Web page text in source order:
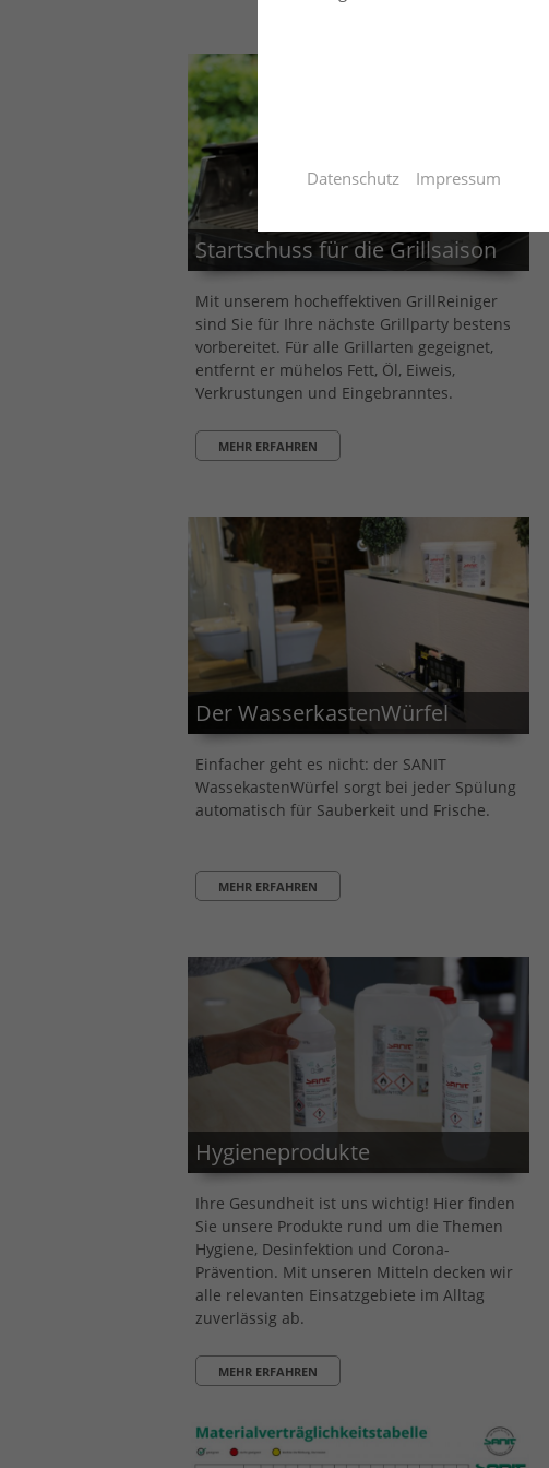
Startschuss für die Grillsaison
Mit unserem hocheffektiven GrillReiniger
sind Sie für Ihre nächste Grillparty bestens
vorbereitet. Für alle Grillarten gegeignet,
entfernt er mühelos Fett, Öl, Eiweis,
Verkrustungen und Eingebranntes.
MEHR ERFAHREN
Der WasserkastenWürfel
Einfacher geht es nicht: der SANIT
WassekastenWürfel sorgt bei jeder Spülung
automatisch für Sauberkeit und Frische.
MEHR ERFAHREN
Hygieneprodukte
Ihre Gesundheit ist uns wichtig! Hier finden
Sie unsere Produkte rund um die Themen
Hygiene, Desinfektion und Corona-
Prävention. Mit unseren Mitteln decken wir
alle relevanten Einsatzgebiete im Alltag
zuverlässig ab.
MEHR ERFAHREN
Datenschutz Impressum